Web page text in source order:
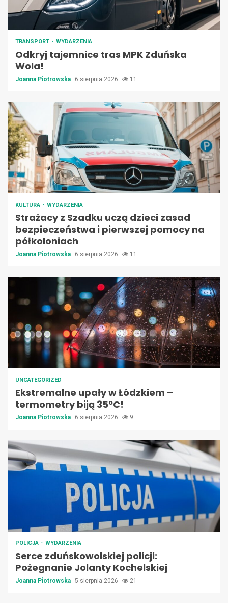
TRANSPORT WYDARZENIA
Odkryj tajemnice tras MPK Zduńska
Wola!
Joanna Piotrowska 6 sierpnia 2026 11
KULTURA WYDARZENIA
Strażacy z Szadku uczą dzieci zasad
bezpieczeństwa i pierwszej pomocy na
półkoloniach
Joanna Piotrowska 6 sierpnia 2026 11
UNCATEGORIZED
Ekstremalne upały w Łódzkiem –
termometry biją 35ºC!
Joanna Piotrowska 6 sierpnia 2026 9
POLICJA WYDARZENIA
Serce zduńskowolskiej policji:
Pożegnanie Jolanty Kochelskiej
Joanna Piotrowska 5 sierpnia 2026 21